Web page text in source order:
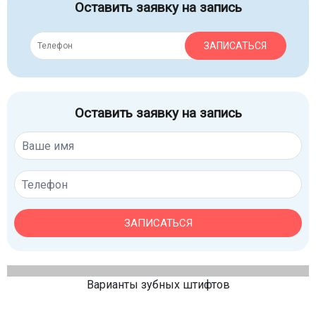
Оставить заявку на запись
ЗАПИСАТЬСЯ
Оставить заявку на запись
ЗАПИСАТЬСЯ
Варианты зубных штифтов